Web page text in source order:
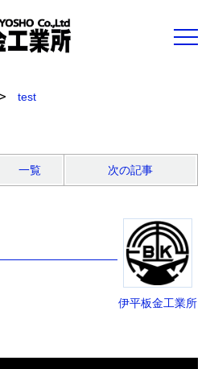
test
一覧 次の記事
伊平板金工業所